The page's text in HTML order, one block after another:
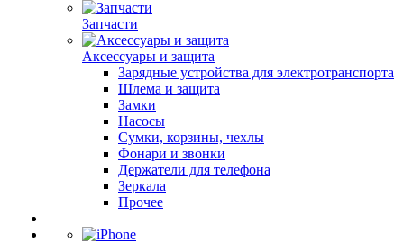
Запчасти
Аксессуары и защита
Зарядные устройства для электротранспорта
Шлема и защита
Замки
Насосы
Сумки, корзины, чехлы
Фонари и звонки
Держатели для телефона
Зеркала
Прочее